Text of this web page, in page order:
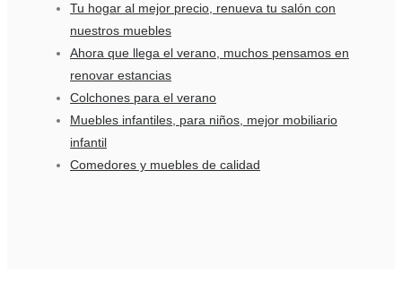
Tu hogar al mejor precio, renueva tu salón con
nuestros muebles
Ahora que llega el verano, muchos pensamos en
renovar estancias
Colchones para el verano
Muebles infantiles, para niños, mejor mobiliario
infantil
Comedores y muebles de calidad